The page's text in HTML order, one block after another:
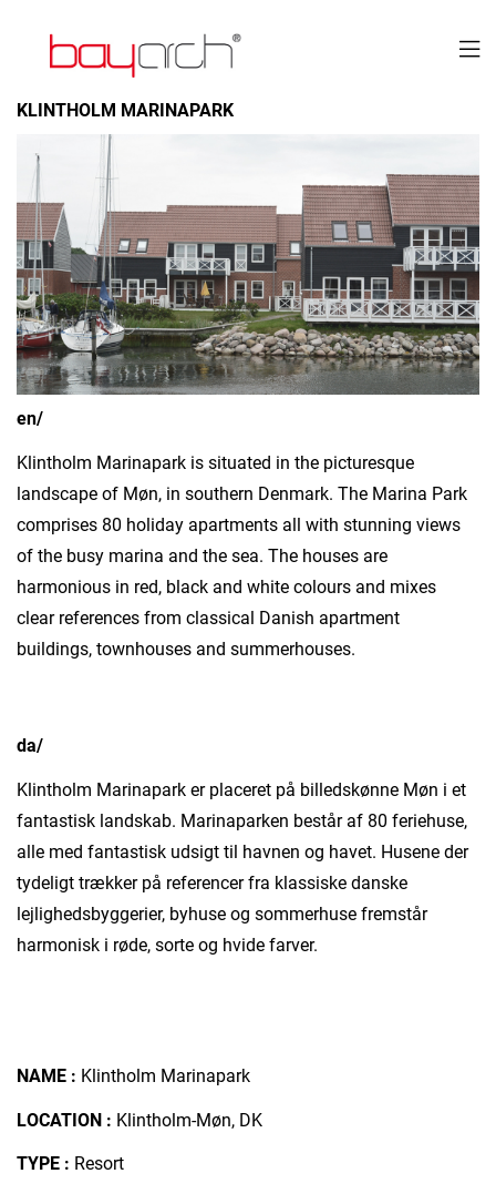

KLINTHOLM MARINAPARK
en/
Klintholm Marinapark is situated in the picturesque
landscape of Møn, in southern Denmark. The Marina Park
comprises 80 holiday apartments all with stunning views
of the busy marina and the sea. The houses are
harmonious in red, black and white colours and mixes
clear references from classical Danish apartment
buildings, townhouses and summerhouses.
da/
Klintholm Marinapark er placeret på billedskønne Møn i et
fantastisk landskab. Marinaparken består af 80 feriehuse,
alle med fantastisk udsigt til havnen og havet. Husene der
tydeligt trækker på referencer fra klassiske danske
lejlighedsbyggerier, byhuse og sommerhuse fremstår
harmonisk i røde, sorte og hvide farver.
NAME : Klintholm Marinapark
LOCATION : Klintholm-Møn, DK
TYPE : Resort